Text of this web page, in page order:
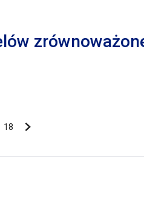
Ostatnia strona
18
Następna strona